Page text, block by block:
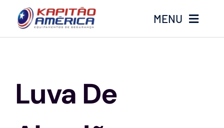
o
MENU
Produtos
Luva De